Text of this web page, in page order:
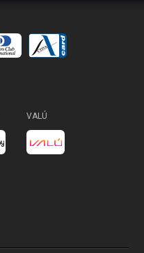
VALÚ